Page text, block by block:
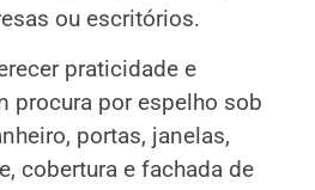
ou escritórios.
praticidade e
procura por espelho sob
portas, janelas,
cobertura e fachada de